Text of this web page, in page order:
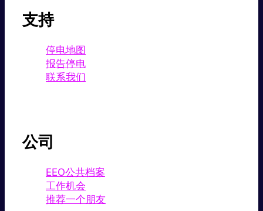
支持
停电地图
报告停电
联系我们
公司
EEO公共档案
工作机会
推荐一个朋友